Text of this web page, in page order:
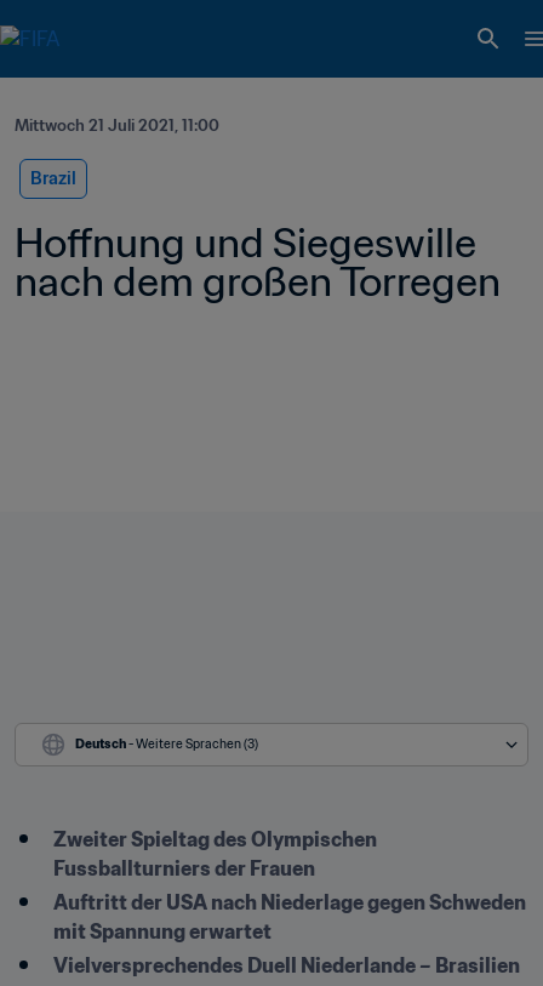
Mittwoch 21 Juli 2021, 11:00
Brazil
Hoffnung und Siegeswille
nach dem großen Torregen
Deutsch - Weitere Sprachen (3)
Zweiter Spieltag des Olympischen
Fussballturniers der Frauen
Auftritt der USA nach Niederlage gegen Schweden
mit Spannung erwartet
Vielversprechendes Duell Niederlande – Brasilien